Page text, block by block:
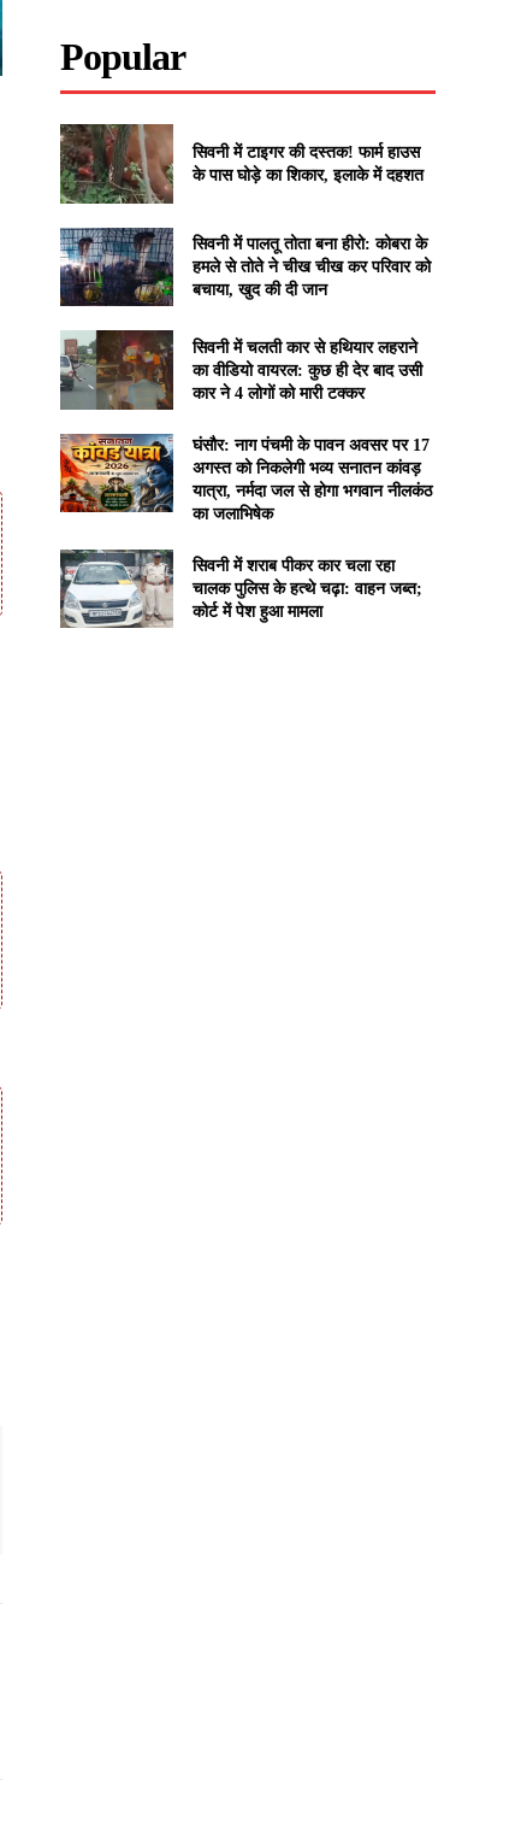
Popular
सिवनी में टाइगर की दस्तक! फार्म हाउस
के पास घोड़े का शिकार, इलाके में दहशत
सिवनी में पालतू तोता बना हीरो: कोबरा के
हमले से तोते ने चीख चीख कर परिवार को
बचाया, खुद की दी जान
सिवनी में चलती कार से हथियार लहराने
का वीडियो वायरल: कुछ ही देर बाद उसी
कार ने 4 लोगों को मारी टक्कर
घंसौर: नाग पंचमी के पावन अवसर पर 17
अगस्त को निकलेगी भव्य सनातन कांवड़
यात्रा, नर्मदा जल से होगा भगवान नीलकंठ
का जलाभिषेक
सिवनी में शराब पीकर कार चला रहा
चालक पुलिस के हत्थे चढ़ा: वाहन जब्त;
कोर्ट में पेश हुआ मामला